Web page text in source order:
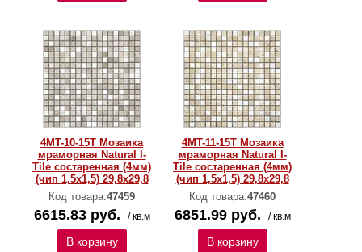
4MT-10-15T Мозаика
мраморная Natural I-
Тilе состаренная (4мм)
(чип 1,5x1,5) 29,8х29,8
Код товара:47459
6615.83 руб. / кв.м
В корзину
4MT-11-15T Мозаика
мраморная Natural I-
Тilе состаренная (4мм)
(чип 1,5x1,5) 29,8х29,8
Код товара:47460
6851.99 руб. / кв.м
В корзину